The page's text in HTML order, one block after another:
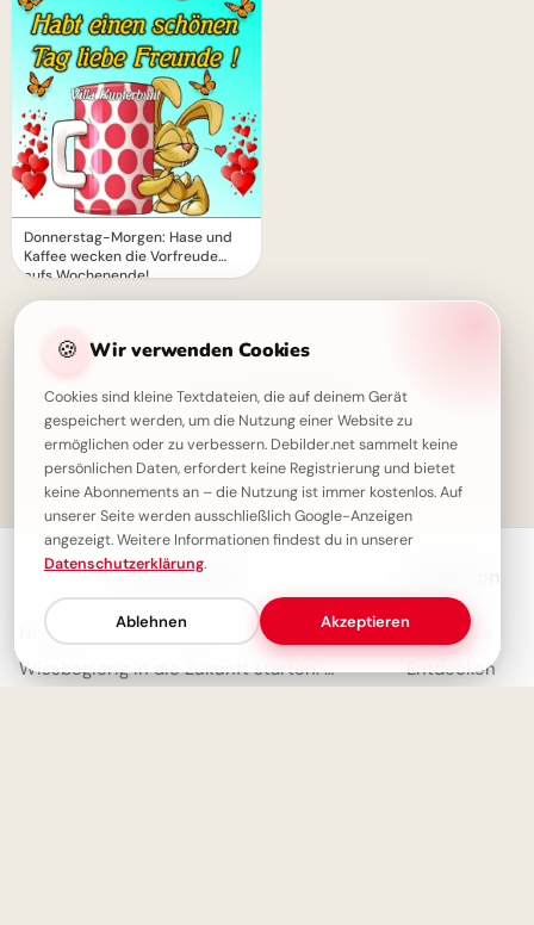
Donnerstag-Morgen: Hase und
Kaffee wecken die Vorfreude
aufs Wochenende!
✓ Du hast alles gesehen!
Weiter (Next)
🍪 Wir verwenden Cookies
Cookies sind kleine Textdateien, die auf deinem Gerät
gespeichert werden, um die Nutzung einer Website zu
ermöglichen oder zu verbessern. Debilder.net sammelt keine
persönlichen Daten, erfordert keine Registrierung und bietet
keine Abonnements an – die Nutzung ist immer kostenlos. Auf
unserer Seite werden ausschließlich Google-Anzeigen
angezeigt. Weitere Informationen findest du in unserer
Datenschutzerklärung.
Ablehnen Akzeptieren
Neueste Bilder
Neustart voller Motivation: Schulbeginn inspirieren und auf TikTok verbreiten!
Wissbegierig in die Zukunft starten: Dein 'Lesen bildet' Bild für Snapchat
Startseite
Entdecken